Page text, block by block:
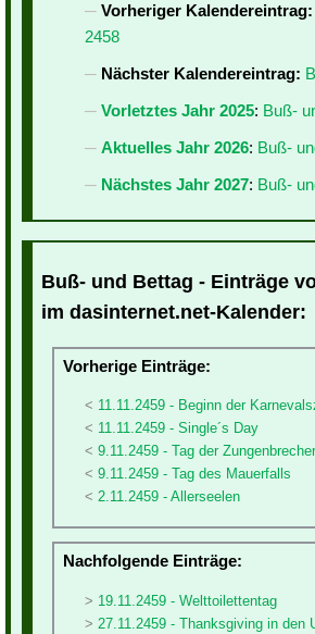
Vorheriger Kalendereintrag:
2458
Nächster Kalendereintrag:
Vorletztes Jahr 2025: Buß-
Aktuelles Jahr 2026: Buß-
Nächstes Jahr 2027: Buß-
Buß- und Bettag - Einträge
im dasinternet.net-Kalender:
Vorherige Einträge:
11.11.2459 - Beginn der
11.11.2459 - Single´s Day
9.11.2459 - Tag der Zungenbrecher
9.11.2459 - Tag des Mauerfalls
2.11.2459 - Allerseelen
Nachfolgende Einträge:
19.11.2459 - Welttoilettentag
27.11.2459 - Thanksgiving in den